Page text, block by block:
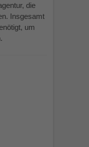
die
Insgesamt
um